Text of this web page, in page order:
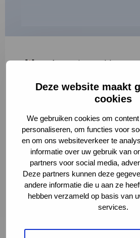
Deze website maakt
cookies
We gebruiken cookies om
personaliseren, om functies voor
en om ons websiteverkeer te
informatie over uw gebruik van
partners voor social media,
Deze partners kunnen deze
andere informatie die u aan ze
hebben verzameld op basis van
services.
"*" geeft vereiste velden aan
2
Volledige omschrijving*